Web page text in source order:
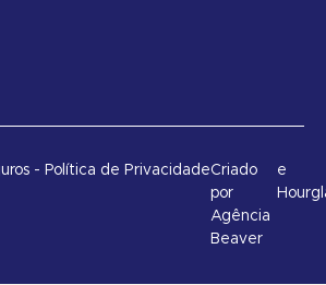
- Política de PrivacidadeCriado
por
Agência
Beaver
e